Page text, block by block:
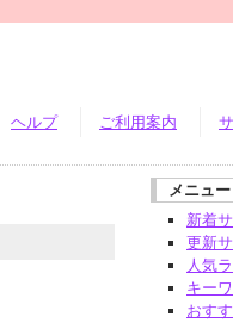
ヘルプ ご利用案内
メニュー
新着
更新
人気
キー
おす